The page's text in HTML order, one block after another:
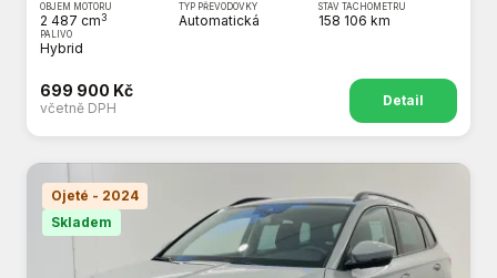
OBJEM MOTORU
2 487 cm3
TYP PŘEVODOVKY
Automatická
STAV TACHOMETRU
158 106 km
PALIVO
Hybrid
699 900 Kč
včetně DPH Detail
Ojeté - 2024
Skladem